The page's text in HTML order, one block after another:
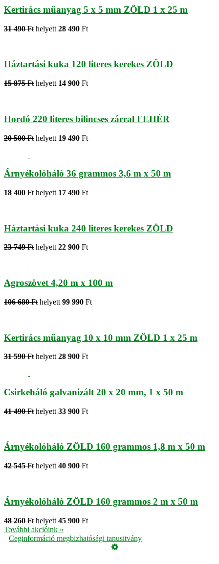
Kertirács műanyag 5 x 5 mm ZÖLD 1 x 25 m
31 490 Ft helyett 28 490 Ft
Háztartási kuka 120 literes kerekes ZÖLD
15 875 Ft helyett 14 900 Ft
Hordó 220 literes bilincses zárral FEHÉR
20 500 Ft helyett 19 490 Ft
Árnyékolóháló 36 grammos 3,6 m x 50 m
18 400 Ft helyett 17 490 Ft
Háztartási kuka 240 literes kerekes ZÖLD
23 749 Fthelyett22 900 Ft
Agroszövet 4,20 m x 100 m
106 680 Ft helyett 99 990 Ft
Kertirács műanyag 10 x 10 mm ZÖLD 1 x 25 m
31 590 Ft helyett 28 900 Ft
Csirkeháló galvanizált 20 x 20 mm, 1 x 50 m
41 490 Ft helyett 33 900 Ft
Árnyékolóháló ZÖLD 160 grammos 1,8 m x 50 m
42 545 Ft helyett 40 900 Ft
Árnyékolóháló ZÖLD 160 grammos 2 m x 50 m
48 260 Ft helyett 45 900 Ft
További akcióink »
Ceginformáció megbizhatósági tanusitvány